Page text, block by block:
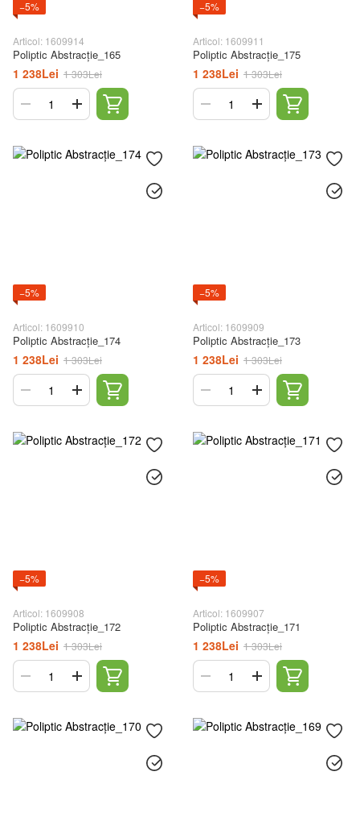
−5%
Articol: 1609914
Poliptic Abstracție_165
1 238Lei 1 303Lei
−5%
Articol: 1609911
Poliptic Abstracție_175
1 238Lei 1 303Lei
−5%
Articol: 1609910
Poliptic Abstracție_174
1 238Lei 1 303Lei
−5%
Articol: 1609909
Poliptic Abstracție_173
1 238Lei 1 303Lei
−5%
Articol: 1609908
Poliptic Abstracție_172
1 238Lei 1 303Lei
−5%
Articol: 1609907
Poliptic Abstracție_171
1 238Lei 1 303Lei